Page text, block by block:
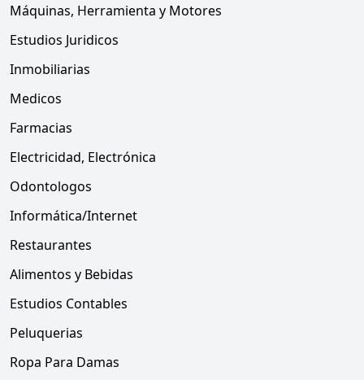
Máquinas, Herramienta y Motores
Estudios Juridicos
Inmobiliarias
Medicos
Farmacias
Electricidad, Electrónica
Odontologos
Informática/Internet
Restaurantes
Alimentos y Bebidas
Estudios Contables
Peluquerias
Ropa Para Damas